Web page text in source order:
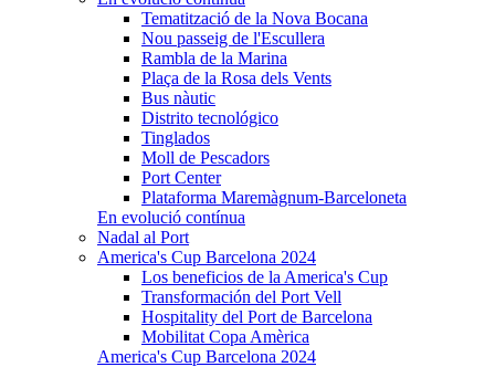
Tematització de la Nova Bocana
Nou passeig de l'Escullera
Rambla de la Marina
Plaça de la Rosa dels Vents
Bus nàutic
Distrito tecnológico
Tinglados
Moll de Pescadors
Port Center
Plataforma Maremàgnum-Barceloneta
En evolució contínua
Nadal al Port
America's Cup Barcelona 2024
Los beneficios de la America's Cup
Transformación del Port Vell
Hospitality del Port de Barcelona
Mobilitat Copa Amèrica
America's Cup Barcelona 2024